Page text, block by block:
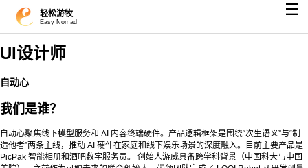
轻松游牧
Easy Nomad
☰
UI设计师
自动心
我们是谁？
自动心聚焦线下模型服务和 AI 内容终端硬件。产品逻辑框架是围绕“次生语义”与“制
造他者”两条主线，推动 AI 硬件在家庭和线下娱乐场景的深度融入。目前主要产品是
PicPak 智能相册和酒吧数字服务员。 创始人游威具备跨学科背景（中国科大与中国